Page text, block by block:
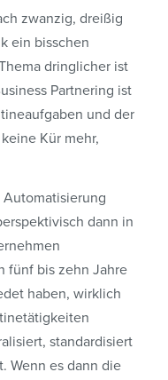
zwanzig, dreißig
ein bisschen
dringlicher ist
Partnering ist
und der
Kür mehr,
dann in
fünf bis zehn Jahre
haben, wirklich
standardisiert
Wenn es dann die